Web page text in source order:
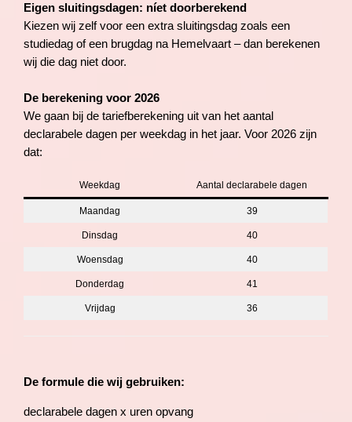
Eigen sluitingsdagen: níet doorberekend
Kiezen wij zelf voor een extra sluitingsdag zoals een
studiedag of een brugdag na Hemelvaart – dan berekenen
wij die dag niet door.
De berekening voor 2026
We gaan bij de tariefberekening uit van het aantal
declarabele dagen per weekdag in het jaar. Voor 2026 zijn
dat:
Weekdag Aantal declarabele dagen
Maandag 39
Dinsdag 40
Woensdag 40
Donderdag 41
Vrijdag 36
De formule die wij gebruiken:
declarabele dagen x uren opvang